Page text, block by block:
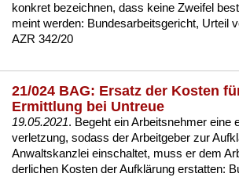
kon­kret be­zeich­nen, dass kei­ne Zwei­fel
meint wer­den: Bun­des­ar­beits­ge­richt, Ur­teil
AZR 342/20
21/024 BAG: Ersatz der Kosten
Ermittlung bei Untreue
19.05.2021. Be­geht ein Ar­beits­neh­mer ei­ne
ver­let­zung, so­dass der Ar­beit­ge­ber zur
An­walts­kanz­lei ein­schal­tet, muss er dem
der­li­chen Kos­ten der Aufklärung er­stat­ten: